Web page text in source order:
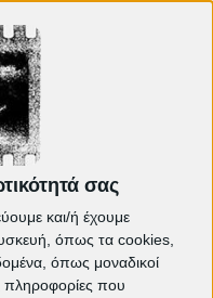
σας
και/ή έχουμε
όπως τα cookies,
όπως μοναδικοί
πληροφορίες που
και ο
πόρτας |
του
Dracula
Τζόναθαν
| EDITORIAL